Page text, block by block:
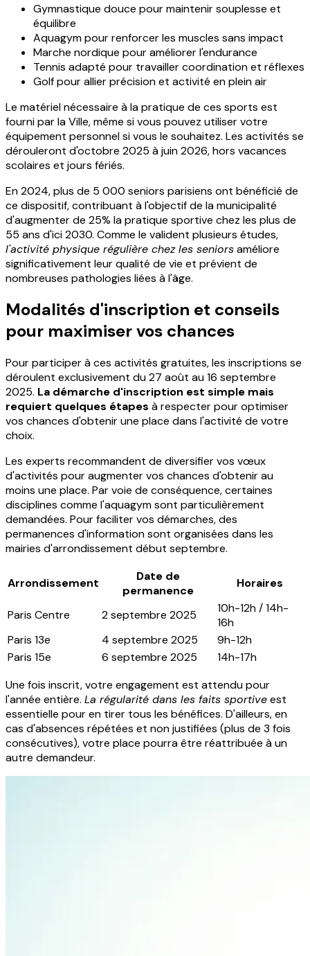
Gymnastique douce pour maintenir souplesse et
équilibre
Aquagym pour renforcer les muscles sans impact
Marche nordique pour améliorer l'endurance
Tennis adapté pour travailler coordination et réflexes
Golf pour allier précision et activité en plein air
Le matériel nécessaire à la pratique de ces sports est
fourni par la Ville, même si vous pouvez utiliser votre
équipement personnel si vous le souhaitez. Les activités se
dérouleront d'octobre 2025 à juin 2026, hors vacances
scolaires et jours fériés.
En 2024, plus de 5 000 seniors parisiens ont bénéficié de
ce dispositif, contribuant à l'objectif de la municipalité
d'augmenter de 25% la pratique sportive chez les plus de
55 ans d'ici 2030. Comme le valident plusieurs études,
l'activité physique régulière chez les seniorsaméliore
significativement leur qualité de vie et prévient de
nombreuses pathologies liées à l'âge.
Modalités d'inscription et conseils
pour maximiser vos chances
Pour participer à ces activités gratuites, les inscriptions se
déroulent exclusivement du 27 août au 16 septembre
2025. La démarche d'inscription est simple mais
requiert quelques étapes à respecter pour optimiser
vos chances d'obtenir une place dans l'activité de votre
choix.
Les experts recommandent de diversifier vos vœux
d'activités pour augmenter vos chances d'obtenir au
moins une place. Par voie de conséquence, certaines
disciplines comme l'aquagym sont particulièrement
demandées. Pour faciliter vos démarches, des
permanences d'information sont organisées dans les
mairies d'arrondissement début septembre.
Arrondissement
Date de
permanence
Horaires
Paris Centre 2 septembre 2025
10h-12h / 14h-
16h
Paris 13e
4 septembre 2025
9h-12h
Paris 15e
6 septembre 2025
14h-17h
Une fois inscrit, votre engagement est attendu pour
l'année entière. La régularité dans les faits sportiveest
essentielle pour en tirer tous les bénéfices. D'ailleurs, en
cas d'absences répétées et non justifiées (plus de 3 fois
consécutives), votre place pourra être réattribuée à un
autre demandeur.